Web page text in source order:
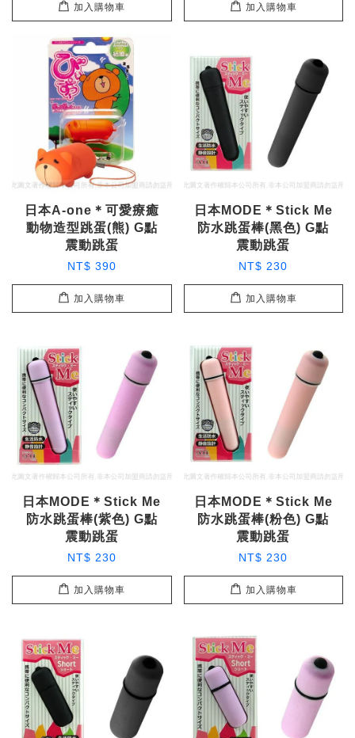
加入購物車 加入購物車
日本A-one＊可愛療癒
動物造型跳蛋(熊) G點
震動跳蛋
NT$ 390
加入購物車
日本MODE＊Stick Me
防水跳蛋棒(黑色) G點
震動跳蛋
NT$ 230
加入購物車
日本MODE＊Stick Me
防水跳蛋棒(紫色) G點
震動跳蛋
NT$ 230
加入購物車
日本MODE＊Stick Me
防水跳蛋棒(粉色) G點
震動跳蛋
NT$ 230
加入購物車